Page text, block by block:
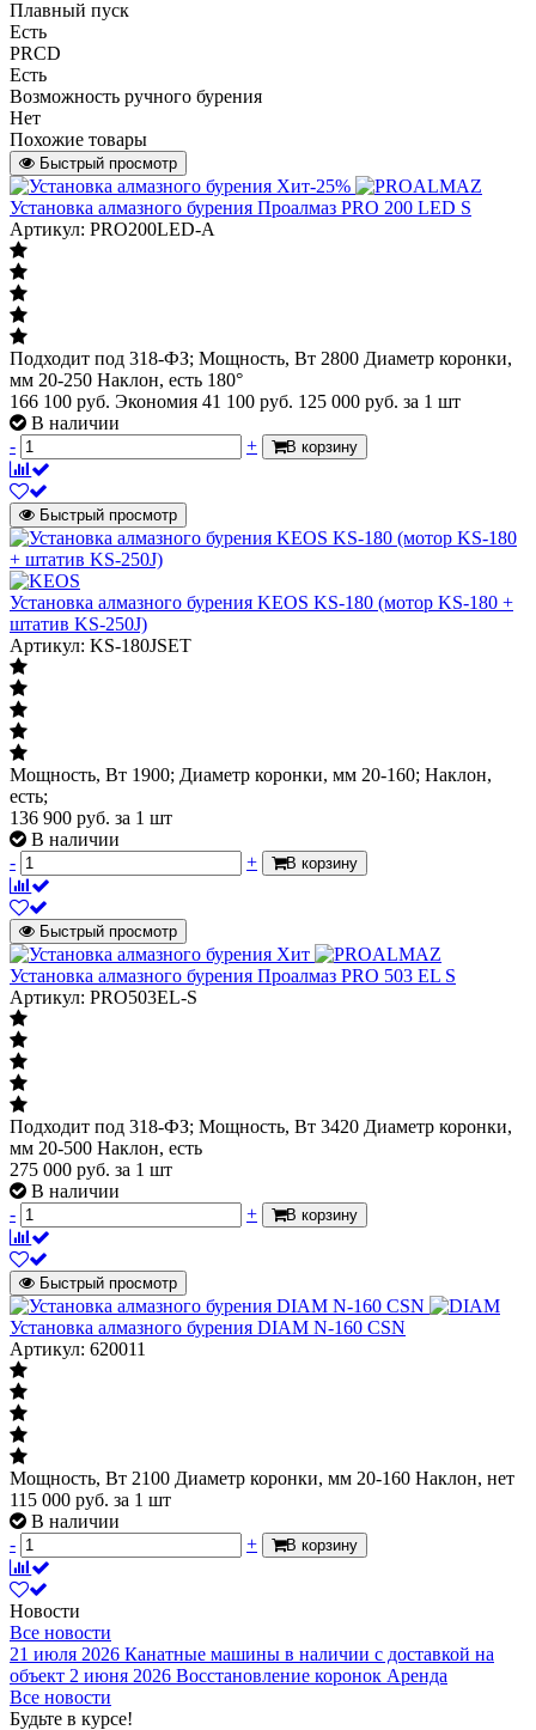
Плавный пуск
Есть
PRCD
Есть
Возможность ручного бурения
Нет
Похожие товары
Быстрый просмотр
Хит-25%
Установка алмазного бурения Проалмаз PRO 200 LED S
Артикул: PRO200LED-A
Подходит под 318-ФЗ; Мощность, Вт 2800 Диаметр коронки,
мм 20-250 Наклон, есть 180°
166 100 руб. Экономия 41 100 руб. 125 000 руб. за 1 шт
В наличии
-
+ В корзину
Быстрый просмотр
Установка алмазного бурения KEOS KS-180 (мотор KS-180 +
штатив KS-250J)
Артикул: KS-180JSET
Мощность, Вт 1900; Диаметр коронки, мм 20-160; Наклон,
есть;
136 900 руб. за 1 шт
В наличии
-
+ В корзину
Быстрый просмотр
Хит
Установка алмазного бурения Проалмаз PRO 503 EL S
Артикул: PRO503EL-S
Подходит под 318-ФЗ; Мощность, Вт 3420 Диаметр коронки,
мм 20-500 Наклон, есть
275 000 руб. за 1 шт
В наличии
-
+ В корзину
Быстрый просмотр
Установка алмазного бурения DIAM N-160 CSN
Артикул: 620011
Мощность, Вт 2100 Диаметр коронки, мм 20-160 Наклон, нет
115 000 руб. за 1 шт
В наличии
-
+ В корзину
Новости
Все новости
21 июля 2026 Канатные машины в наличии с доставкой на
объект 2 июня 2026 Восстановление коронок Аренда
Все новости
Будьте в курсе!